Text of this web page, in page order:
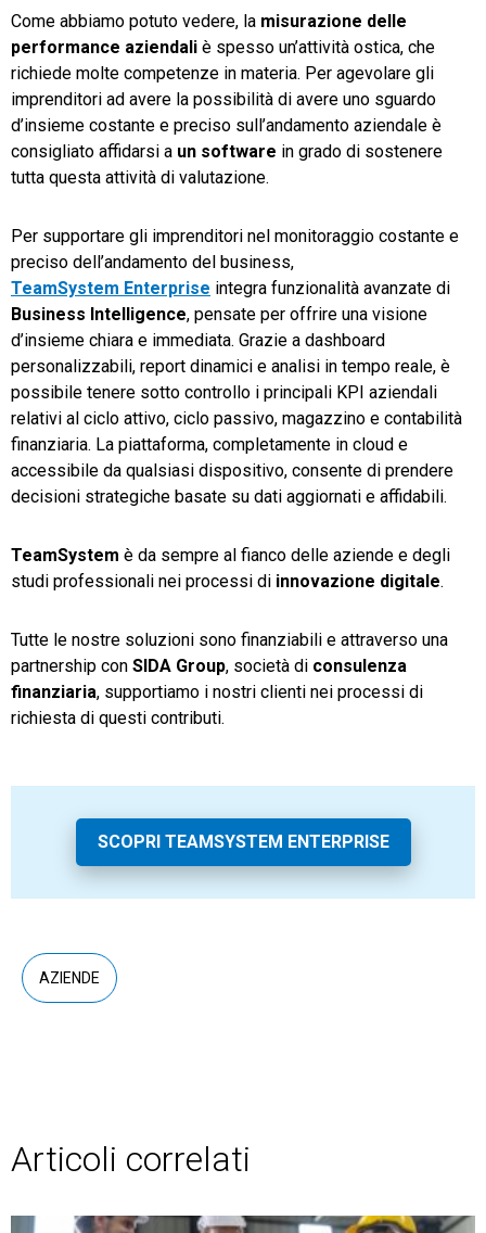
Come abbiamo potuto vedere, la misurazione delle
performance aziendali è spesso un’attività ostica, che
richiede molte competenze in materia. Per agevolare gli
imprenditori ad avere la possibilità di avere uno sguardo
d’insieme costante e preciso sull’andamento aziendale è
consigliato affidarsi a un software in grado di sostenere
tutta questa attività di valutazione.
Per supportare gli imprenditori nel monitoraggio costante e
preciso dell’andamento del business,
TeamSystem Enterprise integra funzionalità avanzate di
Business Intelligence, pensate per offrire una visione
d’insieme chiara e immediata. Grazie a dashboard
personalizzabili, report dinamici e analisi in tempo reale, è
possibile tenere sotto controllo i principali KPI aziendali
relativi al ciclo attivo, ciclo passivo, magazzino e contabilità
finanziaria. La piattaforma, completamente in cloud e
accessibile da qualsiasi dispositivo, consente di prendere
decisioni strategiche basate su dati aggiornati e affidabili.
TeamSystem è da sempre al fianco delle aziende e degli
studi professionali nei processi di innovazione digitale.
Tutte le nostre soluzioni sono finanziabili e attraverso una
partnership con SIDA Group, società di consulenza
finanziaria, supportiamo i nostri clienti nei processi di
richiesta di questi contributi.
SCOPRI TEAMSYSTEM ENTERPRISE
AZIENDE
Articoli correlati